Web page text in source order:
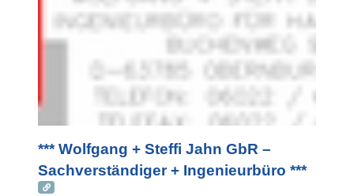
*** Wolfgang + Steffi Jahn GbR –
Sachverständiger + Ingenieurbüro ***